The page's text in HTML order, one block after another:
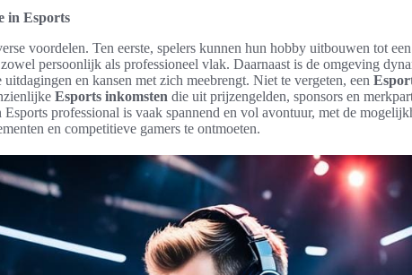
in Esports
voordelen. Ten eerste, spelers kunnen hun hobby uitbouwen tot
persoonlijk als professioneel vlak. Daarnaast is de omgeving
en kansen met zich meebrengt. Niet te vergeten, een
Esports inkomsten die uit prijzengelden, sponsors en
professional is vaak spannend en vol avontuur, met de
en competitieve gamers te ontmoeten.